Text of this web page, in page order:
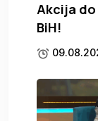
Akcija do
BiH!